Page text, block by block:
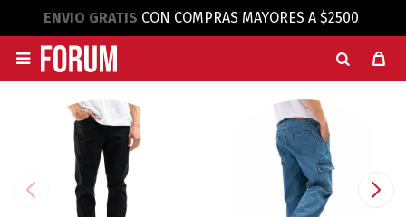
ENVIO GRATIS CON COMPRAS MAYORES A $2500
